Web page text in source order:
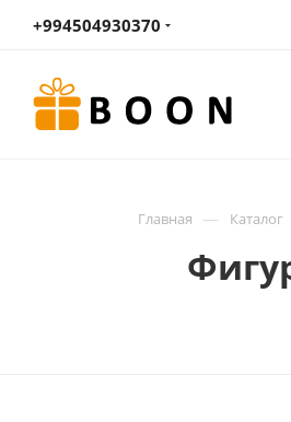
+994504930370
Главная — Каталог